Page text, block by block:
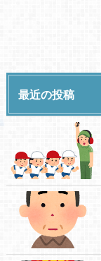
最近の投稿